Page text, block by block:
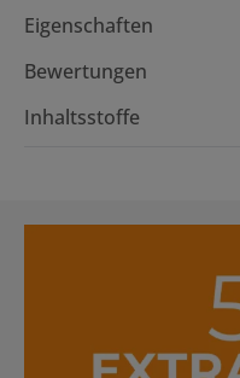
Eigenschaften
Bewertungen
Inhaltsstoffe